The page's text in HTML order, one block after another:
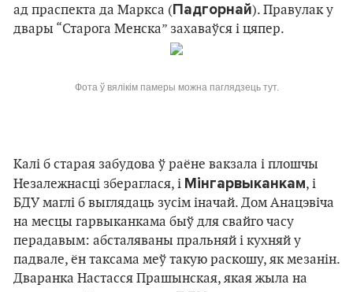
ад праспекта да Маркса (Падгорнай). Правулак у
двары “Старога Менска” захаваўся і цяпер.
Фота ў вялікім памеры можна паглядзець тут.
Калі б старая забудова ў раёне вакзала і плошчы
Незалежнасці збераглася, і Мінгарвыканкам, і
БДУ маглі б выглядаць зусім іначай. Дом Анацэвіча
на месцы гарвыканкама быў для свайго часу
перадавым: абсталяваны пральняй і кухняй у
падвале, ён таксама меў такую раскошу, як мезанін.
Дваранка Настасся Прашынская, якая жыла на